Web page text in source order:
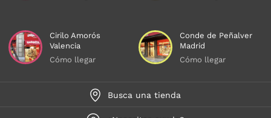
Cirilo Amorós
Valencia
Cómo llegar
Conde de Peñalver
Madrid
Cómo llegar
Busca una tienda